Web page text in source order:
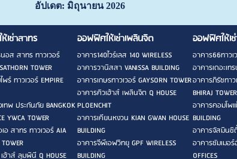
อัปเดต: มิถุนายน 2026
เช่าสาทร
อส สาทร ทาวเวอร์
TOWER
พร์ ทาวเวอร์ EMPIRE
ทพ ประกันภัย BANGKOK
YWCA TOWER
เอ สาทร ทาวเวอร์ AIA
ฮ้าส์ ลุมพินี Q HOUSE
ออฟฟิศให้เช่าเพลินจิต
อาคาร140ไวร์เลส 140 WIRELESS
อาคารวานิสสา VANISSA BUILDING
อาคารเกษรทาวเวอร์ GAYSORN TOWER
อาคารคิวเฮ้าส์ เพลินจิต Q HOUSE
PLOENCHIT
อาคารเคียนหงวน KIAN GWAN HOUSE
BUILDING
อาคารจีพีเอฟวิทยุ GPF WIRELESS
BUILDING
ออฟฟิศให้เ
อาคาร66ทาวเ
อาคารเดอะเท
อาคารภิรัชทาว
BHIRAJ
อาคารคอมโพแ
BUILDING
อาคารจัสมินซิตี้
อาคารซัมเมอ
OFFICES